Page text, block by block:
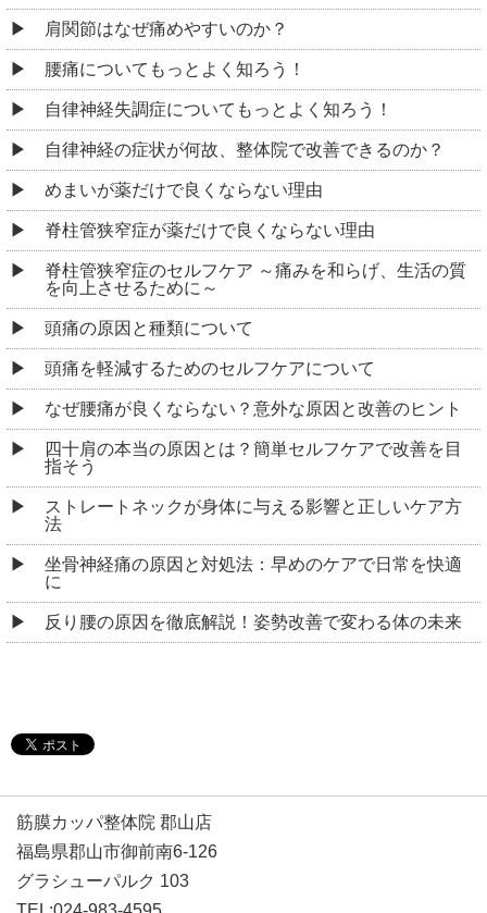
肩関節はなぜ痛めやすいのか？
腰痛についてもっとよく知ろう！
自律神経失調症についてもっとよく知ろう！
自律神経の症状が何故、整体院で改善できるのか？
めまいが薬だけで良くならない理由
脊柱管狭窄症が薬だけで良くならない理由
脊柱管狭窄症のセルフケア ～痛みを和らげ、生活の質
を向上させるために～
頭痛の原因と種類について
頭痛を軽減するためのセルフケアについて
なぜ腰痛が良くならない？意外な原因と改善のヒント
四十肩の本当の原因とは？簡単セルフケアで改善を目
指そう
ストレートネックが身体に与える影響と正しいケア方
法
坐骨神経痛の原因と対処法：早めのケアで日常を快適
に
反り腰の原因を徹底解説！姿勢改善で変わる体の未来
筋膜カッパ整体院 郡山店
福島県郡山市御前南6-126
グラシューパルク 103